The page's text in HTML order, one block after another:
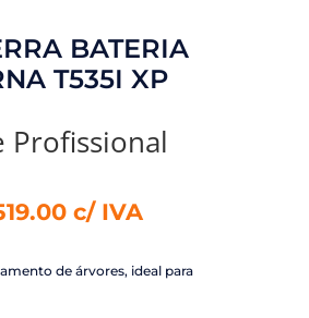
BATERIA
T535I XP
Profissional
O
atual
c/ IVA
de árvores, ideal para